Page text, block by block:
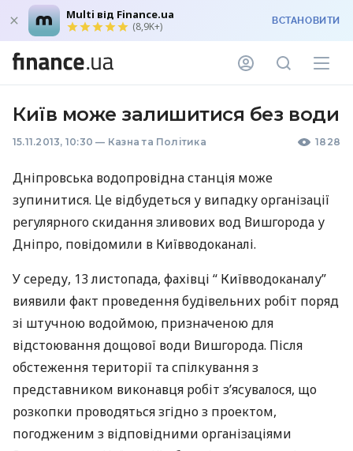
Multi від Finance.ua
(8,9K+) ВСТАНОВИТИ
Київ може залишитися без води
15.11.2013, 10:30 — Казна та Політика 1828
Дніпровська водопровідна станція може
зупинитися. Це відбудеться у випадку організації
регулярного скидання зливових вод Вишгорода у
Дніпро, повідомили в Київводоканалі.
У середу, 13 листопада, фахівці “ Київводоканалу”
виявили факт проведення будівельних робіт поряд
зі штучною водоймою, призначеною для
відстоювання дощової води Вишгорода. Після
обстеження території та спілкування з
представником виконавця робіт з’ясувалося, що
розкопки проводяться згідно з проектом,
погодженим з відповідними організаціями